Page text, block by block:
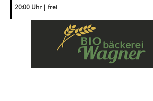
20:00 Uhr | frei